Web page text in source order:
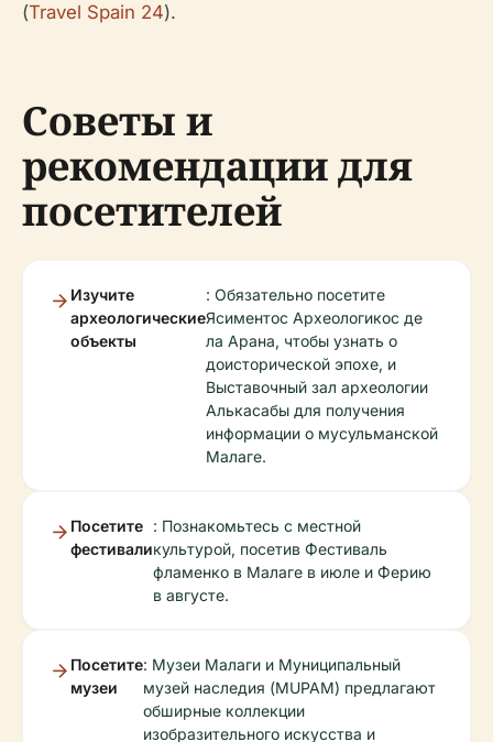
(Travel Spain 24).
Советы и
рекомендации для
посетителей
Изучите
археологические
объекты
: Обязательно посетите
Ясиментос Археологикос де
ла Арана, чтобы узнать о
доисторической эпохе, и
Выставочный зал археологии
Алькасабы для получения
информации о мусульманской
Малаге.
Посетите
фестивали
: Познакомьтесь с местной
культурой, посетив Фестиваль
фламенко в Малаге в июле и Ферию
в августе.
Посетите
музеи
: Музеи Малаги и Муниципальный
музей наследия (MUPAM) предлагают
обширные коллекции
изобразительного искусства и